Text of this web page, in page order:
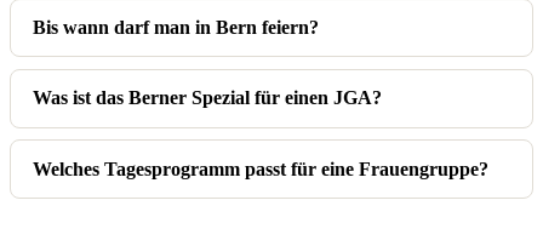
Bis wann darf man in Bern feiern?
Was ist das Berner Spezial für einen JGA?
Welches Tagesprogramm passt für eine Frauengruppe?